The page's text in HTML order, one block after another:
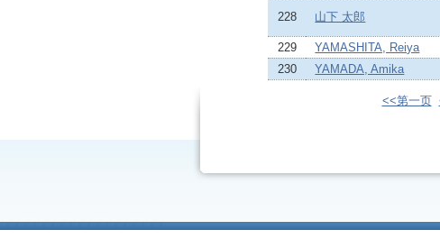
228 山下 太郎
229
YAMASHITA, Reiya
230 YAMADA, Amika
<<第一页